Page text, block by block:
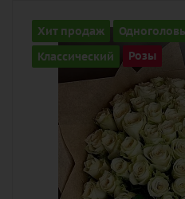
Хит продаж
Классический
Розы
Количество
101
Описание
роза, лента,